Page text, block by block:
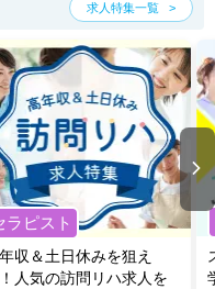
求人特集一覧
ラピスト
収＆土日休みを狙え
人気の訪問リハ求人を